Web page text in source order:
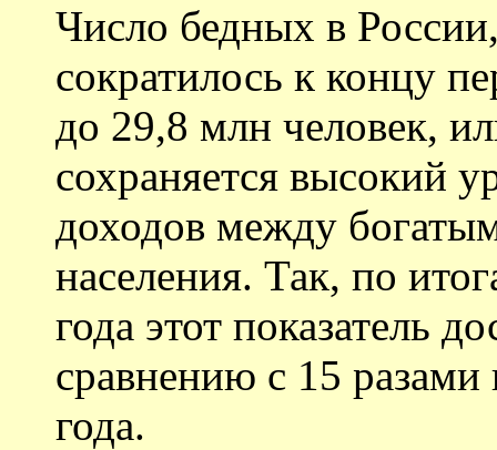
Число бедных в
сократилось к концу
до 29,8 млн человек,
сохраняется высокий
доходов между
населения. Так, по
года этот показатель
сравнению с 15 разами
года.